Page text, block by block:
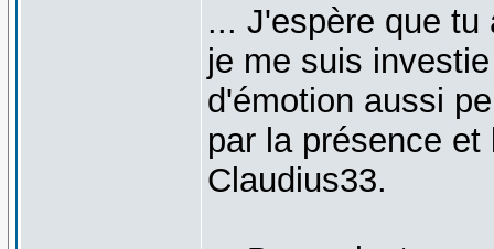
... J'espère que tu
je me suis
d'émotion aussi
par la présence
Claudius33.